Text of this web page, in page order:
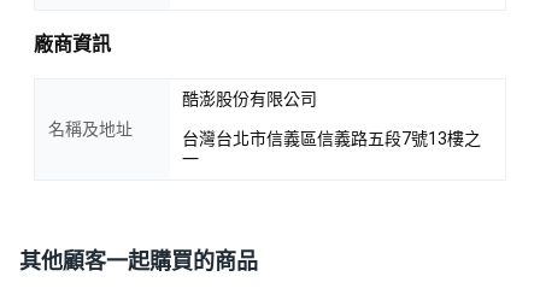
廠商資訊
名稱及地址
酷澎股份有限公司
台灣台北市信義區信義路五段7號13樓之
一
其他顧客一起購買的商品